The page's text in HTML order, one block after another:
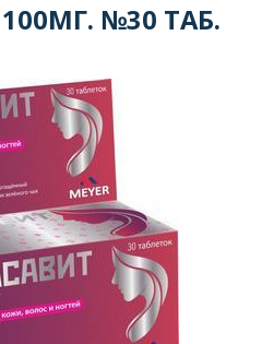
№30 ТАБ.